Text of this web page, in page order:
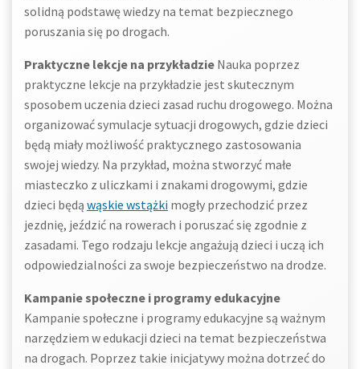
solidną podstawę wiedzy na temat bezpiecznego
poruszania się po drogach.
Praktyczne lekcje na przykładzie Nauka poprzez
praktyczne lekcje na przykładzie jest skutecznym
sposobem uczenia dzieci zasad ruchu drogowego. Można
organizować symulacje sytuacji drogowych, gdzie dzieci
będą miały możliwość praktycznego zastosowania
swojej wiedzy. Na przykład, można stworzyć małe
miasteczko z uliczkami i znakami drogowymi, gdzie
dzieci będą wąskie wstążki mogły przechodzić przez
jezdnię, jeździć na rowerach i poruszać się zgodnie z
zasadami. Tego rodzaju lekcje angażują dzieci i uczą ich
odpowiedzialności za swoje bezpieczeństwo na drodze.
Kampanie społeczne i programy edukacyjne
Kampanie społeczne i programy edukacyjne są ważnym
narzędziem w edukacji dzieci na temat bezpieczeństwa
na drogach. Poprzez takie inicjatywy można dotrzeć do